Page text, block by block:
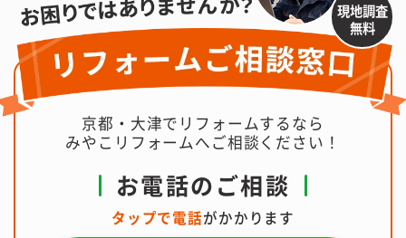
現地調査
無料
京都・大津でリフォームするなら
みやこリフォームへご相談ください！
お電話のご相談
タップで電話がかかります